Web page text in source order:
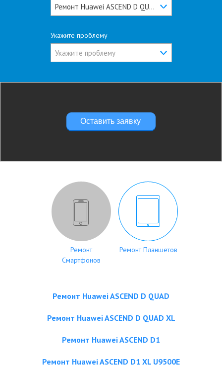
Ремонт Huawei ASCEND D QUAD
Укажите проблему
Укажите проблему
Оставить заявку
Ремонт
Смартфонов
Ремонт Планшетов
Ремонт Huawei ASCEND D QUAD
Ремонт Huawei ASCEND D QUAD XL
Ремонт Huawei ASCEND D1
Ремонт Huawei ASCEND D1 XL U9500E